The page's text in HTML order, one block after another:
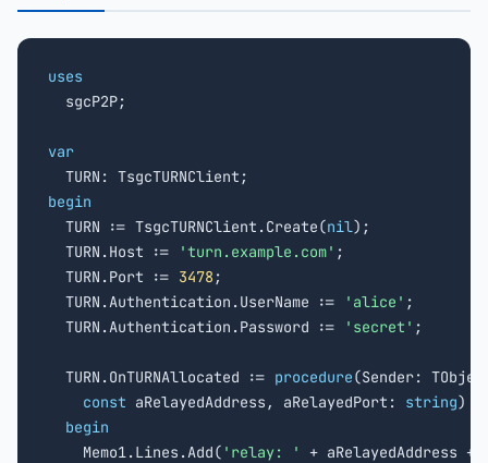
uses
sgcP2P;
var
begin
TURN := TsgcTURNClient.Create(nil);
  TURN.Host :=
'turn.example.com' ;
  TURN.Port :=
3478 ;
  TURN.Authentication.UserName :=
'alice' ;
  TURN.Authentication.Password :=
'secret' ;
  TURN.OnTURNAllocated :=
procedure(Sender:
const aRelayedAddress, aRelayedPort: string)
begin
    Memo1.Lines.Add(
'relay: ' + aRelayedAddress +